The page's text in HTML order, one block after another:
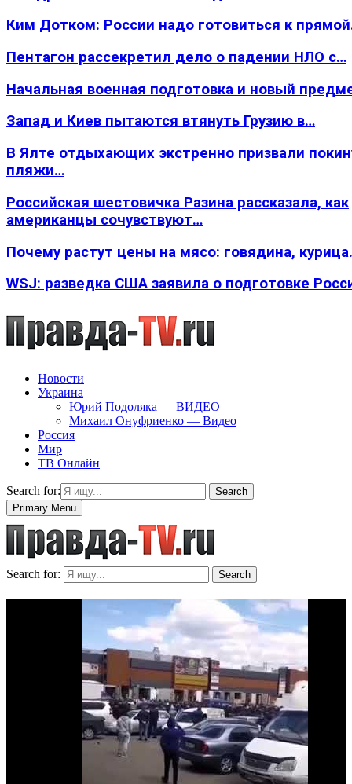
Ким Дотком: России надо готовиться к
Пентагон рассекретил дело о падении НЛО с…
Начальная военная подготовка и новый
Запад и Киев пытаются втянуть Грузию в…
В Ялте отдыхающих экстренно призвали
пляжи…
Российская шестовичка Разина рассказала, как
американцы сочувствуют…
Почему растут цены на мясо: говядина,
WSJ: разведка США заявила о подготовке
Новости
Украина
Юрий Подоляка — ВИДЕО
Михаил Онуфриенко — Видео
Россия
Мир
ТВ Онлайн
Search for:
Search
Primary Menu
Search for: Search